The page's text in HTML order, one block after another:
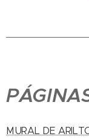
MURAL DE